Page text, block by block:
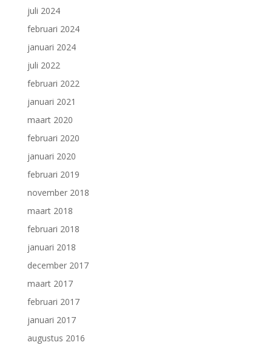
juli 2024
februari 2024
januari 2024
juli 2022
februari 2022
januari 2021
maart 2020
februari 2020
januari 2020
februari 2019
november 2018
maart 2018
februari 2018
januari 2018
december 2017
maart 2017
februari 2017
januari 2017
augustus 2016